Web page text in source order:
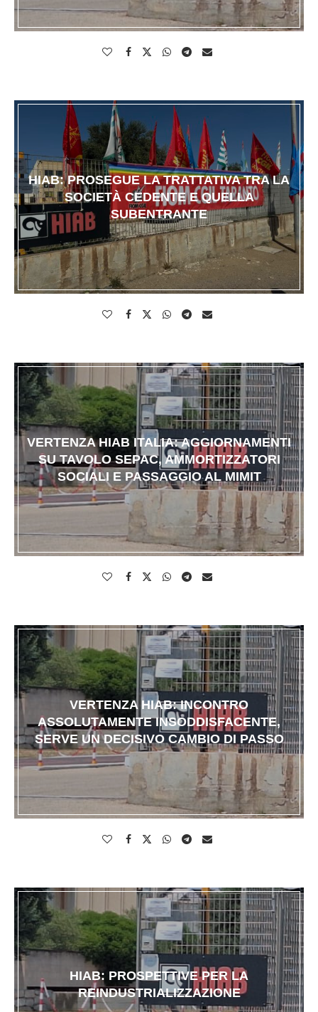
HIAB: PROSEGUE LA TRATTATIVA TRA LA
SOCIETÀ CEDENTE E QUELLA
SUBENTRANTE
VERTENZA HIAB ITALIA: AGGIORNAMENTI
SU TAVOLO SEPAC, AMMORTIZZATORI
SOCIALI E PASSAGGIO AL MIMIT
VERTENZA HIAB: INCONTRO
ASSOLUTAMENTE INSODDISFACENTE,
SERVE UN DECISIVO CAMBIO DI PASSO
HIAB: PROSPETTIVE PER LA
REINDUSTRIALIZZAZIONE